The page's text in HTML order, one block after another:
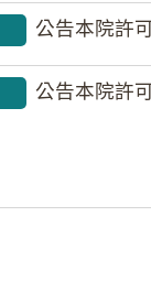
公告本院許
公告本院許